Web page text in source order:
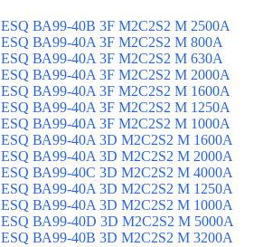
ESQ ВА99-40B 3F M2C2S2 M 2500A
ESQ ВА99-40A 3F M2C2S2 М 800A
ESQ ВА99-40A 3F M2C2S2 М 630A
ESQ ВА99-40A 3F M2C2S2 М 2000A
ESQ ВА99-40A 3F M2C2S2 М 1600A
ESQ ВА99-40A 3F M2C2S2 М 1250A
ESQ ВА99-40A 3F M2C2S2 М 1000A
ESQ ВА99-40A 3D M2C2S2 M 1600A
ESQ ВА99-40A 3D M2C2S2 M 2000A
ESQ ВА99-40C 3D M2C2S2 M 4000A
ESQ ВА99-40A 3D M2C2S2 M 1250A
ESQ ВА99-40A 3D M2C2S2 M 1000A
ESQ ВА99-40D 3D M2C2S2 M 5000A
ESQ ВА99-40B 3D M2C2S2 M 3200A